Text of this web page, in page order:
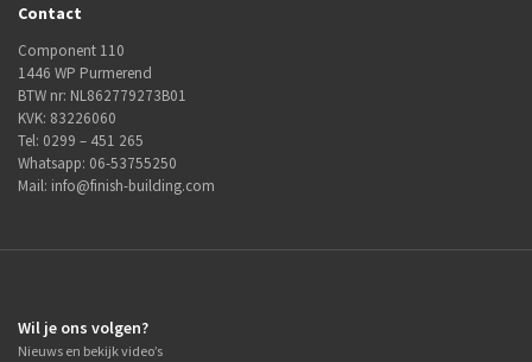
Contact
Component 110
1446 WP Purmerend
BTW nr: NL862779273B01
KVK: 83226060
Tel: 0299 – 451 265
Whatsapp: 06-53755250
Mail: info@finish-building.com
Wil je ons volgen?
Nieuws en bekijk video’s